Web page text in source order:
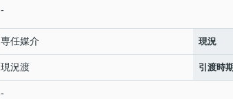
-
専任媒介 現況
現況渡 引渡時期
-